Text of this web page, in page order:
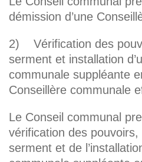
démission d’une
2) Vérification des
serment et installation
communale suppléante
Conseillère communale
Le Conseil communal
vérification des
serment et de